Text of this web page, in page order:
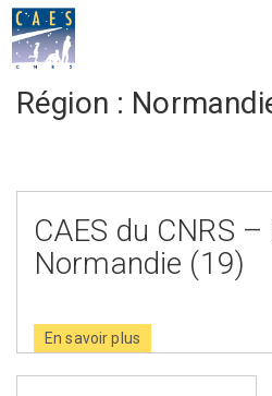
Région :
CAES du CNRS –
Normandie (19)
En savoir plus